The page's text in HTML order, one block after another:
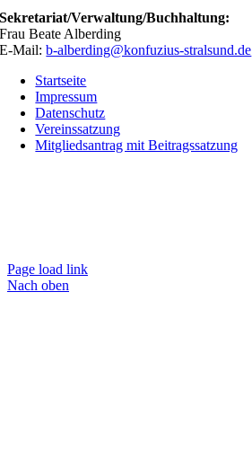
Sekretariat/Verwaltung/Buchhaltung:
Frau Beate Alberding
E-Mail:b-alberding@konfuzius-stralsund.de
Startseite
Impressum
Datenschutz
Vereinssatzung
Mitgliedsantrag mit Beitragssatzung
Page load link
Nach oben